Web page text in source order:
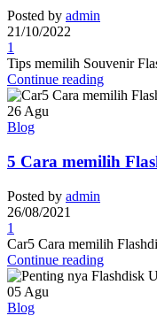
Posted by admin
21/10/2022
1
Tips memilih Souvenir
Continue reading
26 Agu
Blog
5 Cara memilih
Posted by admin
26/08/2021
1
Car5 Cara memilih
Continue reading
05 Agu
Blog